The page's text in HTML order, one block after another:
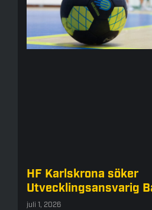
HF Karlskrona söker
Utvecklingsansvarig
juli 1, 2026